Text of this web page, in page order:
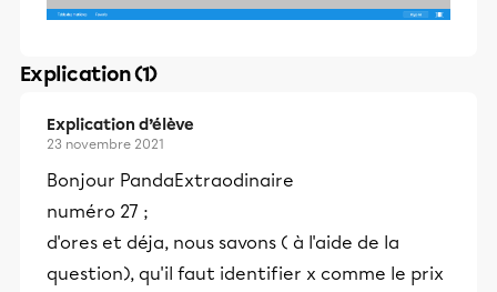
Explication (1)
Explication d’élève
23 novembre 2021
Bonjour PandaExtraodinaire
numéro 27 ;
d'ores et déja, nous savons ( à l'aide de la
question), qu'il faut identifier x comme le prix